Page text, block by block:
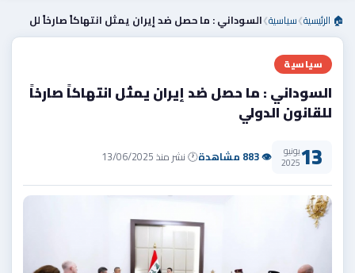
🏠 الرئيسية❯سياسية❯السوداني : ما حصل ضد إيران يمثل انتهاكاً صارخاً لل
سياسية
السوداني : ما حصل ضد إيران يمثل انتهاكاً صارخاً
للقانون الدولي
13يونيو
2025 👁 883 مشاهدة 🕐 نشر منذ 13/06/2025